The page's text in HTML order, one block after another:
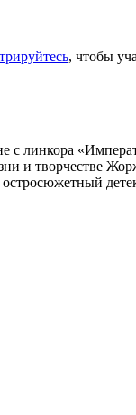
, чтобы
с линкора
и творчестве